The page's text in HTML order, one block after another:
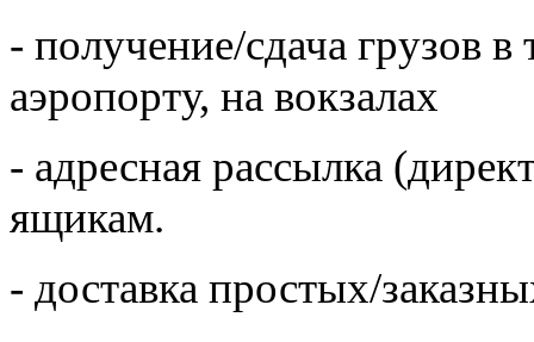
- получение/сдача грузов
аэропорту, на вокзалах
- адресная рассылка
ящикам.
- доставка простых/